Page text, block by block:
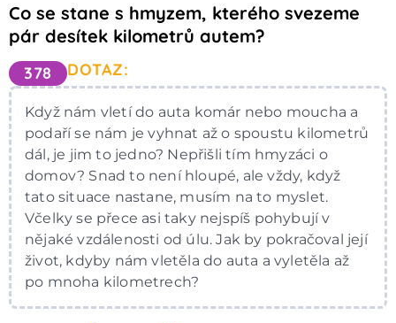
Co se stane s hmyzem, kterého svezeme
pár desítek kilometrů autem?
378 DOTAZ:
Když nám vletí do auta komár nebo moucha a
podaří se nám je vyhnat až o spoustu kilometrů
dál, je jim to jedno? Nepřišli tím hmyzáci o
domov? Snad to není hloupé, ale vždy, když
tato situace nastane, musím na to myslet.
Včelky se přece asi taky nejspíš pohybují v
nějaké vzdálenosti od úlu. Jak by pokračoval její
život, kdyby nám vletěla do auta a vyletěla až
po mnoha kilometrech?